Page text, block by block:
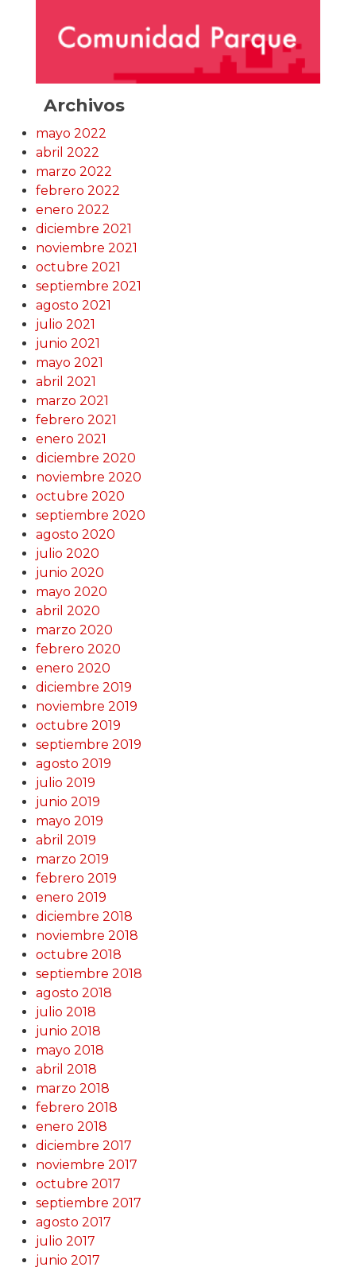
Archivos
mayo 2022
abril 2022
marzo 2022
febrero 2022
enero 2022
diciembre 2021
noviembre 2021
octubre 2021
septiembre 2021
agosto 2021
julio 2021
junio 2021
mayo 2021
abril 2021
marzo 2021
febrero 2021
enero 2021
diciembre 2020
noviembre 2020
octubre 2020
septiembre 2020
agosto 2020
julio 2020
junio 2020
mayo 2020
abril 2020
marzo 2020
febrero 2020
enero 2020
diciembre 2019
noviembre 2019
octubre 2019
septiembre 2019
agosto 2019
julio 2019
junio 2019
mayo 2019
abril 2019
marzo 2019
febrero 2019
enero 2019
diciembre 2018
noviembre 2018
octubre 2018
septiembre 2018
agosto 2018
julio 2018
junio 2018
mayo 2018
abril 2018
marzo 2018
febrero 2018
enero 2018
diciembre 2017
noviembre 2017
octubre 2017
septiembre 2017
agosto 2017
julio 2017
junio 2017